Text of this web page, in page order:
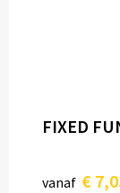
FIXED
vanaf €